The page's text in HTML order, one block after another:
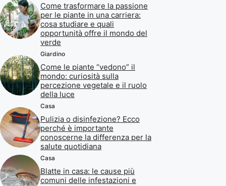
Come trasformare la passione
per le piante in una carriera:
cosa studiare e quali
opportunità offre il mondo del
verde
Giardino
Come le piante “vedono” il
mondo: curiosità sulla
percezione vegetale e il ruolo
della luce
Casa
Pulizia o disinfezione? Ecco
perché è importante
conoscerne la differenza per la
salute quotidiana
Casa
Blatte in casa: le cause più
comuni delle infestazioni e